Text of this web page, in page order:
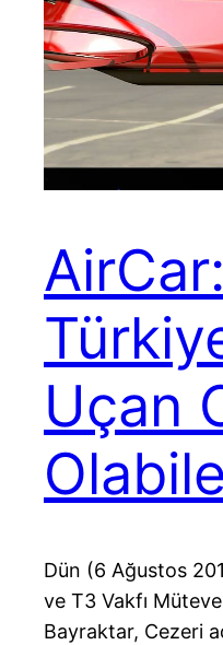
AirCar:
Uçan
Dün (6 Ağustos
ve T3 Vakfı
Bayraktar, Cezeri